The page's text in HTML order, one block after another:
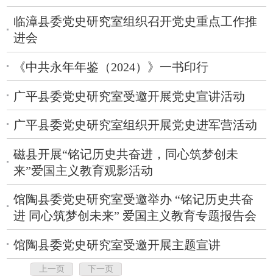
临漳县委党史研究室组织召开党史重点工作推
进会
《中共永年年鉴（2024）》一书印行
广平县委党史研究室受邀开展党史宣讲活动
广平县委党史研究室组织开展党史进军营活动
磁县开展“铭记历史共奋进，同心筑梦创未
来”爱国主义教育观影活动
馆陶县委党史研究室受邀举办 “铭记历史共奋
进 同心筑梦创未来” 爱国主义教育专题报告会
馆陶县委党史研究室受邀开展主题宣讲
上一页 下一页